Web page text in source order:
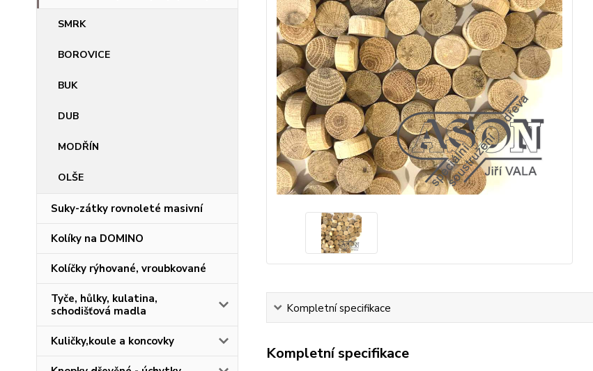
SMRK
BOROVICE
BUK
DUB
MODŘÍN
OLŠE
Suky-zátky rovnoleté masivní
Kolíky na DOMINO
Kolíčky rýhované, vroubkované
Tyče, hůlky, kulatina,
schodišťová madla
Kuličky,koule a koncovky
Kompletní specifikace
Kompletní specifikace